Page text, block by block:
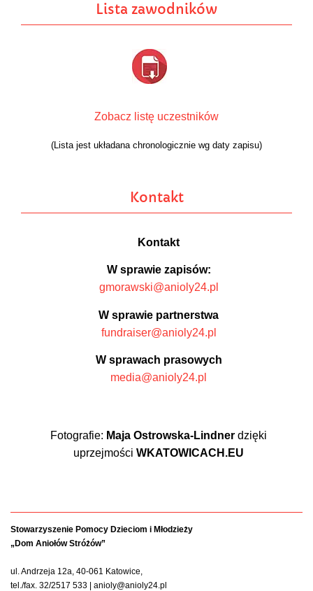
Lista zawodników
Zobacz listę uczestników
(Lista jest układana chronologicznie wg daty zapisu)
Kontakt
Kontakt
W sprawie zapisów:
gmorawski@anioly24.pl
W sprawie partnerstwa
fundraiser@anioly24.pl
W sprawach prasowych
media@anioly24.pl
Fotografie: Maja Ostrowska-Lindner dzięki
uprzejmościWKATOWICACH.EU
Stowarzyszenie Pomocy Dzieciom i Młodzieży
„Dom Aniołów Stróżów”
ul. Andrzeja 12a, 40-061 Katowice,
tel./fax. 32/2517 533 | anioly@anioly24.pl